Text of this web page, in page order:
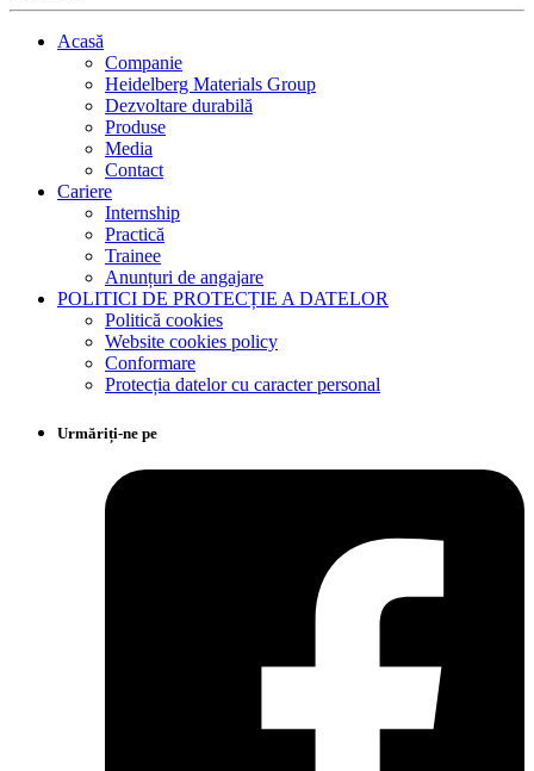
Acasă
Companie
Heidelberg Materials Group
Dezvoltare durabilă
Produse
Media
Contact
Cariere
Internship
Practică
Trainee
Anunțuri de angajare
POLITICI DE PROTECȚIE A DATELOR
Politică cookies
Website cookies policy
Conformare
Protecția datelor cu caracter personal
Urmăriți-ne pe